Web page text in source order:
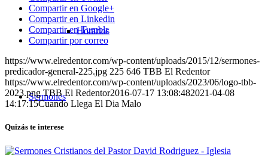
Horarios
Sermones
Compartir en Google+
Compartir en Linkedin
Compartir en Tumblr
Compartir por correo
https://www.elredentor.com/wp-content/uploads/2015/12/sermones-
predicador-general-225.jpg 225 646 TBB El Redentor
https://www.elredentor.com/wp-content/uploads/2023/06/logo-tbb-
2023.png TBB El Redentor2016-07-17 13:08:482021-04-08
14:17:15Cuando Llega El Dia Malo
Quizás te interese